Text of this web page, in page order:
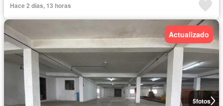
Hace 2 días, 13 horas
5fotos
Actualizado